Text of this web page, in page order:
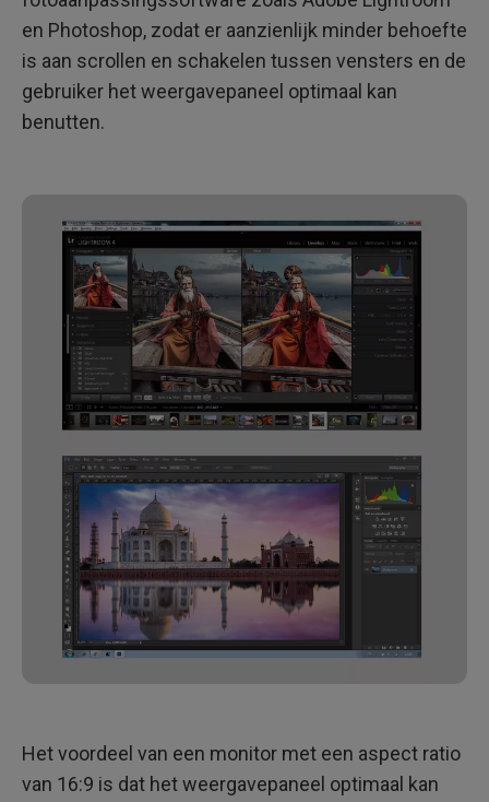
en Photoshop, zodat er aanzienlijk minder behoefte
is aan scrollen en schakelen tussen vensters en de
gebruiker het weergavepaneel optimaal kan
benutten.
Het voordeel van een monitor met een aspect ratio
van 16:9 is dat het weergavepaneel optimaal kan